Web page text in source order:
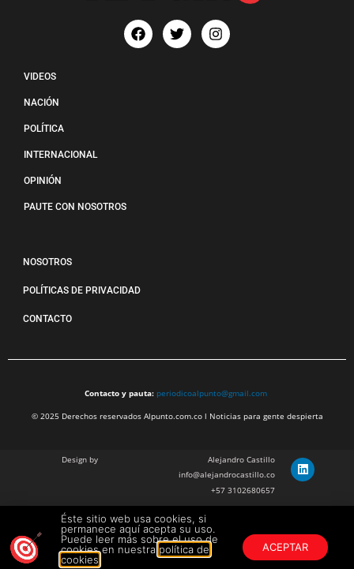
VIDEOS
NACIÓN
POLÍTICA
INTERNACIONAL
OPINIÓN
PAUTE CON NOSOTROS
NOSOTROS
POLÍTICAS DE PRIVACIDAD
CONTACTO
Contacto y pauta: periodicoalpunto@gmail.com
© 2025 Derechos reservados Alpunto.com.co l Noticias para gente despierta
Design by
Alejandro Castillo
info@alejandrocastillo.co
+57 3102680657
Julian Barragan Verano
julbarg@gmail.com
+57 312 308 9218
Éste sitio web usa cookies, si
permanece aquí acepta su uso.
Puede leer más sobre el uso de
cookies en nuestra política de
cookies
ACEPTAR